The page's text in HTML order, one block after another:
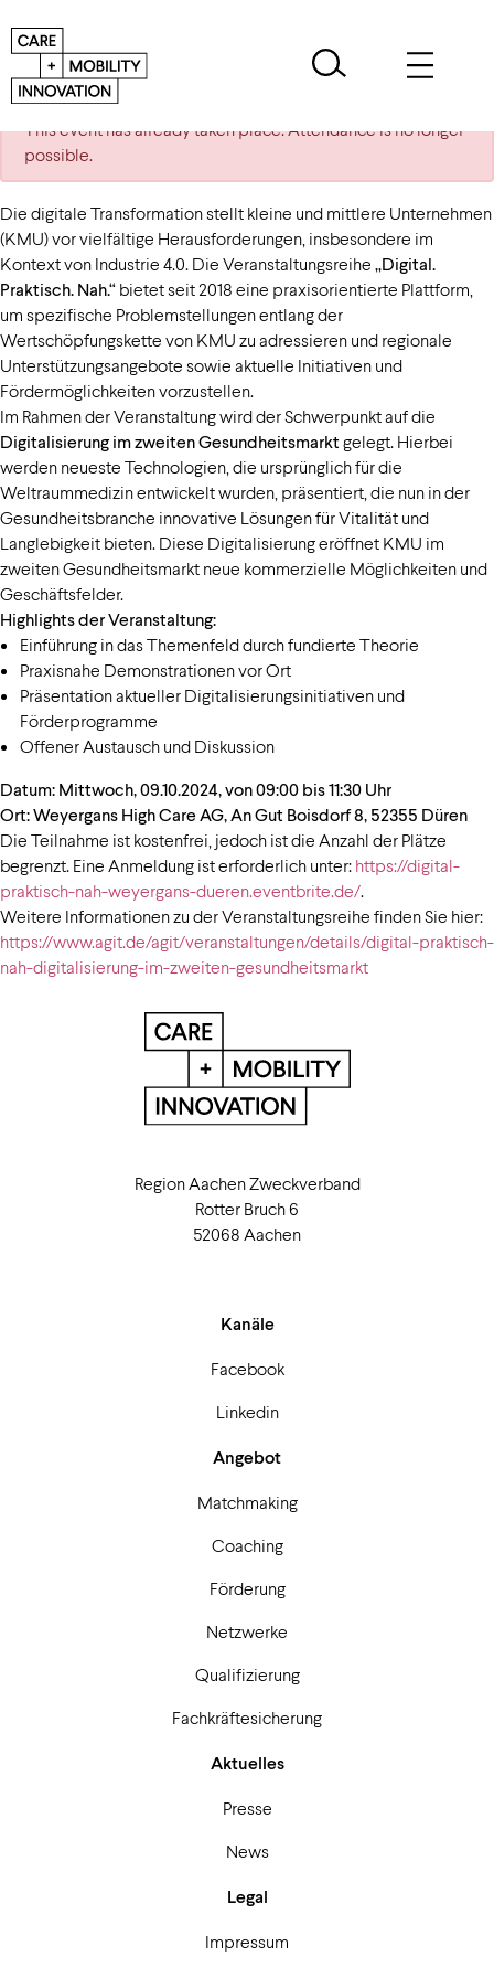
This event has already taken place. Attendance is no longer
possible.
Die digitale Transformation stellt kleine und mittlere Unternehmen
(KMU) vor vielfältige Herausforderungen, insbesondere im
Kontext von Industrie 4.0. Die Veranstaltungsreihe „Digital.
Praktisch. Nah.“ bietet seit 2018 eine praxisorientierte Plattform,
um spezifische Problemstellungen entlang der
Wertschöpfungskette von KMU zu adressieren und regionale
Unterstützungsangebote sowie aktuelle Initiativen und
Fördermöglichkeiten vorzustellen.
Im Rahmen der Veranstaltung wird der Schwerpunkt auf die
Digitalisierung im zweiten Gesundheitsmarktgelegt. Hierbei
werden neueste Technologien, die ursprünglich für die
Weltraummedizin entwickelt wurden, präsentiert, die nun in der
Gesundheitsbranche innovative Lösungen für Vitalität und
Langlebigkeit bieten. Diese Digitalisierung eröffnet KMU im
zweiten Gesundheitsmarkt neue kommerzielle Möglichkeiten und
Geschäftsfelder.
Highlights der Veranstaltung:
Einführung in das Themenfeld durch fundierte Theorie
Praxisnahe Demonstrationen vor Ort
Präsentation aktueller Digitalisierungsinitiativen und
Förderprogramme
Offener Austausch und Diskussion
Datum: Mittwoch, 09.10.2024, von 09:00 bis 11:30 Uhr
Ort: Weyergans High Care AG, An Gut Boisdorf 8, 52355 Düren
Die Teilnahme ist kostenfrei, jedoch ist die Anzahl der Plätze
begrenzt. Eine Anmeldung ist erforderlich unter: https://digital-
praktisch-nah-weyergans-dueren.eventbrite.de/.
Weitere Informationen zu der Veranstaltungsreihe finden Sie hier:
https://www.agit.de/agit/veranstaltungen/details/digital-praktisch-
nah-digitalisierung-im-zweiten-gesundheitsmarkt
Region Aachen Zweckverband
Rotter Bruch 6
52068 Aachen
Kanäle
Facebook
Linkedin
Angebot
Matchmaking
Coaching
Förderung
Netzwerke
Qualifizierung
Fachkräftesicherung
Aktuelles
Presse
News
Legal
Impressum